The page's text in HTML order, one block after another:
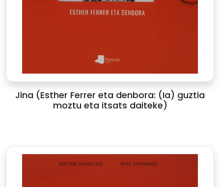
Jina (Esther Ferrer eta denbora: (Ia) guztia
moztu eta itsats daiteke)